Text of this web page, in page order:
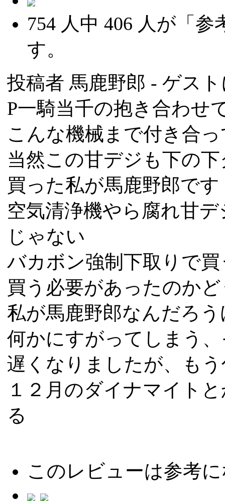
754 人中 406 人が「参
す。
投稿者 馬鹿野郎 - ゲス
P一騎当千の抱き合わせ
こんな機械まで付き合
当然この甘デジも下の
買った私が馬鹿野郎です
空気清浄機やら腐れ甘
じゃない
バカボン強制下取りで
買う必要があったのか
私が馬鹿野郎なんだろ
何かにすがってしまう
遅くなりましたが、も
１２月のダイナマイト
る
このレビューは参考